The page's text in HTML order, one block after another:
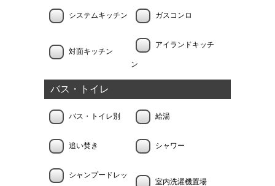
システムキッチン ガスコンロ
対面キッチン
アイランドキッチ
ン
バス・トイレ
バス・トイレ別 給湯
追い焚き シャワー
シャンプードレッ
室内洗濯機置場